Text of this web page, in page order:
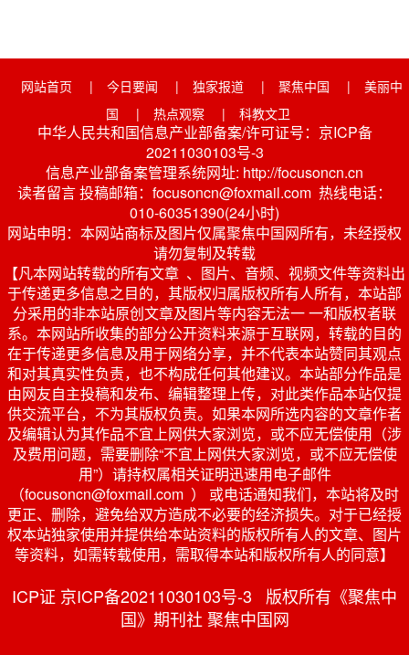
网站首页 | 今日要闻 | 独家报道 | 聚焦中国 |
美丽中
国
| 热点观察 | 科教文卫
中华人民共和国信息产业部备案/许可证号：京ICP备
20211030103号-3
信息产业部备案管理系统网址: http://focusoncn.cn
读者留言 投稿邮箱：focusoncn@foxmail.com 热线电话：
010-60351390(24小时)
网站申明：本网站商标及图片仅属聚焦中国网所有，未经授权
请勿复制及转载
【凡本网站转载的所有文章 、图片、音频、视频文件等资料出
于传递更多信息之目的，其版权归属版权所有人所有，本站部
分采用的非本站原创文章及图片等内容无法一 一和版权者联
系。本网站所收集的部分公开资料来源于互联网，转载的目的
在于传递更多信息及用于网络分享，并不代表本站赞同其观点
和对其真实性负责，也不构成任何其他建议。本站部分作品是
由网友自主投稿和发布、编辑整理上传，对此类作品本站仅提
供交流平台，不为其版权负责。如果本网所选内容的文章作者
及编辑认为其作品不宜上网供大家浏览，或不应无偿使用（涉
及费用问题，需要删除“不宜上网供大家浏览，或不应无偿使
用”）请持权属相关证明迅速用电子邮件
（focusoncn@foxmail.com ） 或电话通知我们，本站将及时
更正、删除，避免给双方造成不必要的经济损失。对于已经授
权本站独家使用并提供给本站资料的版权所有人的文章、图片
等资料，如需转载使用，需取得本站和版权所有人的同意】
ICP证 京ICP备20211030103号-3 版权所有《聚焦中
国》期刊社 聚焦中国网